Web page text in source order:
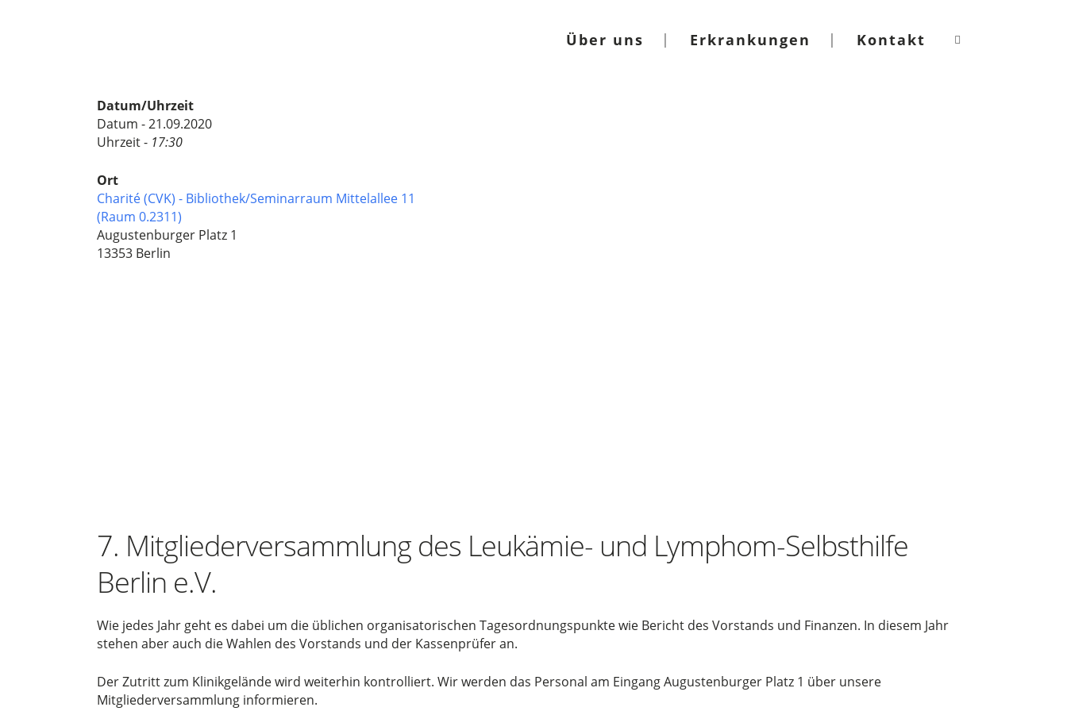
Über uns Erkrankungen Kontakt
Datum/Uhrzeit
Datum - 21.09.2020
Uhrzeit - 17:30
Ort
Charité (CVK) - Bibliothek/Seminarraum Mittelallee 11
(Raum 0.2311)
Augustenburger Platz 1
13353 Berlin
7. Mitgliederversammlung des Leukämie- und Lymphom-Selbsthilfe
Berlin e.V.
Wie jedes Jahr geht es dabei um die üblichen organisatorischen Tagesordnungspunkte wie Bericht des Vorstands und Finanzen. In diesem Jahr
stehen aber auch die Wahlen des Vorstands und der Kassenprüfer an.
Der Zutritt zum Klinikgelände wird weiterhin kontrolliert. Wir werden das Personal am Eingang Augustenburger Platz 1 über unsere
Mitgliederversammlung informieren.